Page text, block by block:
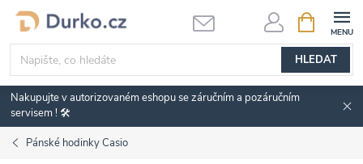
Přejít
obsah
HLEDAT
NÁKUPNÍ
KOŠÍK
Nakupujte v autorizovaném eshopu se záručním a pozáručním
servisem ! 🛠️
Pánské hodinky Casio